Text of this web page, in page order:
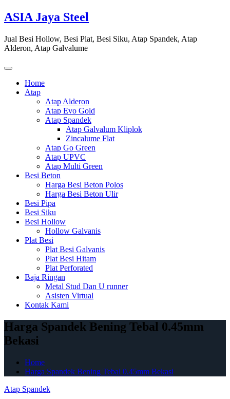
Skip
to
ASIA Jaya Steel
Jual Besi Hollow, Besi Plat, Besi Siku, Atap Spandek, Atap
Alderon, Atap Galvalume
Home
Atap
Atap Alderon
Atap Evo Gold
Atap Spandek
Atap Galvalum Kliplok
Zincalume Flat
Atap Go Green
Atap UPVC
Atap Multi Green
Besi Beton
Harga Besi Beton Polos
Harga Besi Beton Ulir
Besi Pipa
Besi Siku
Besi Hollow
Hollow Galvanis
Plat Besi
Plat Besi Galvanis
Plat Besi Hitam
Plat Perforated
Baja Ringan
Metal Stud Dan U runner
Asisten Virtual
Kontak Kami
Harga Spandek Bening Tebal 0.45mm
Bekasi
Home
Harga Spandek Bening Tebal 0.45mm Bekasi
Atap Spandek